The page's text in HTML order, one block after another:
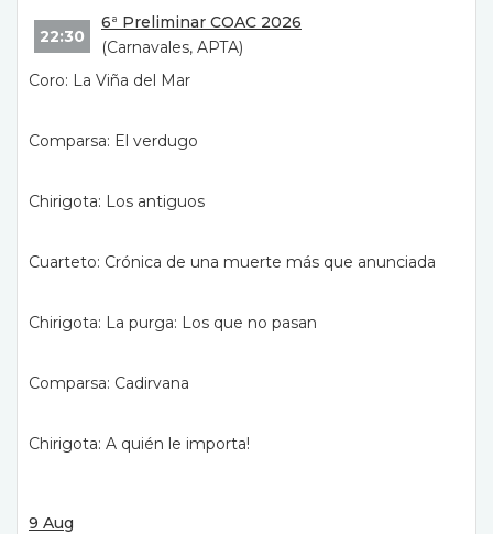
22:30
6ª Preliminar COAC 2026
(Carnavales, APTA)
Coro: La Viña del Mar
Comparsa: El verdugo
Chirigota: Los antiguos
Cuarteto: Crónica de una muerte más que anunciada
Chirigota: La purga: Los que no pasan
Comparsa: Cadirvana
Chirigota: A quién le importa!
9 Aug